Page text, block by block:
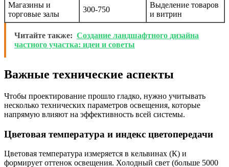
Магазины и
торговые залы
300-750
Выделение товаров
и витрин
Читайте также: Создание ландшафтного дизайна
частного участка: идеи и советы
Важные технические аспекты
Чтобы проектирование прошло гладко, нужно учитывать
несколько технических параметров освещения, которые
напрямую влияют на эффективность всей системы.
Цветовая температура и индекс цветопередачи
Цветовая температура измеряется в кельвинах (К) и
формирует оттенок освещения. Холодный свет (больше 5000